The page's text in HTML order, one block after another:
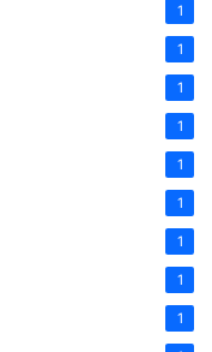
1
1
1
1
1
1
1
1
1